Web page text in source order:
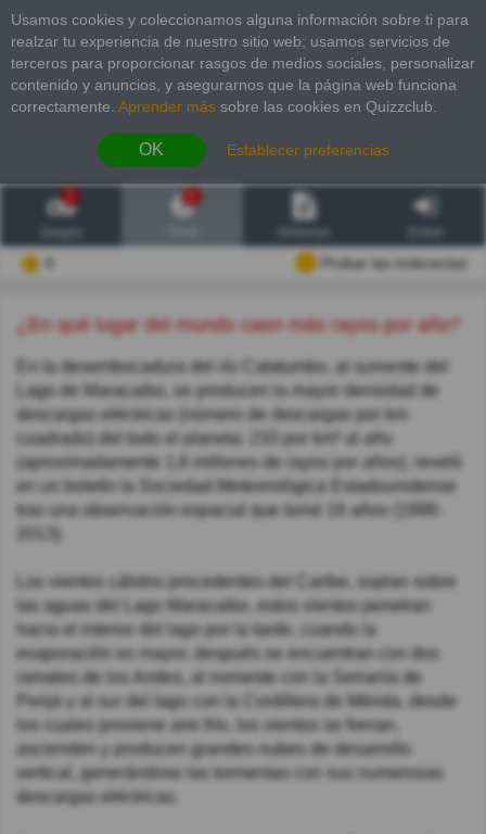
Usamos cookies y coleccionamos alguna información sobre ti para
realzar tu experiencia de nuestro sitio web; usamos servicios de
terceros para proporcionar rasgos de medios sociales, personalizar
contenido y anuncios, y asegurarnos que la página web funciona
correctamente. Aprender más sobre las cookies en Quizzclub.
OK Establecer preferencias
2
Probar las inderectas
¿En qué lugar del mundo caen más rayos por año?
En la desembocadura del río Catatumbo, al suroeste del
Lago de Maracaibo, se producen la mayor densidad de
descargas eléctricas (número de descargas por km
cuadrado) del todo el planeta: 233 por km² al año
(aproximadamente 1,6 millones de rayos por años), reveló
en un boletín la Sociedad Meteorológica Estadounidense
tras una observación espacial que tomó 16 años (1998-
Los vientos cálidos procedentes del Caribe, soplan sobre
las aguas del Lago Maracaibo, estos vientos penetran
hacia el interior del lago por la tarde, cuando la
evaporación es mayor, después se encuentran con dos
ramales de los Andes, al noroeste con la Serranía de
Perijá y al sur del lago con la Cordillera de Mérida, desde
los cuales proviene aire frío, los vientos se frenan,
ascienden y producen grandes nubes de desarrollo
vertical, generándose las tormentas con sus numerosas
descargas eléctricas.